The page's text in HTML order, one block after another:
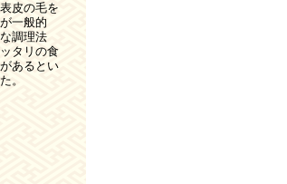
皮の毛を
一般的
調理法
タリの食
あるとい
。